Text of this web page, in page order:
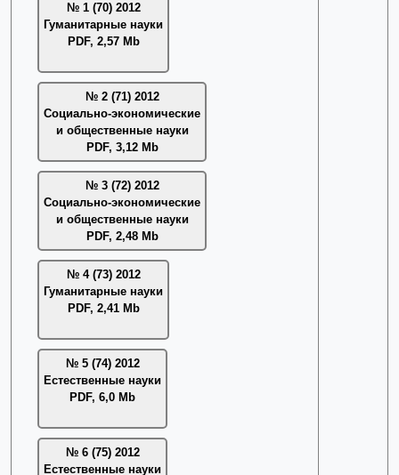
№ 1 (70) 2012
Гуманитарные науки
PDF, 2,57 Mb
№ 2 (71) 2012
Социально-экономические
и общественные науки
PDF, 3,12 Mb
№ 3 (72) 2012
Социально-экономические
и общественные науки
PDF, 2,48 Mb
№ 4 (73) 2012
Гуманитарные науки
PDF, 2,41 Mb
№ 5 (74) 2012
Естественные науки
PDF, 6,0 Mb
№ 6 (75) 2012
Естественные науки